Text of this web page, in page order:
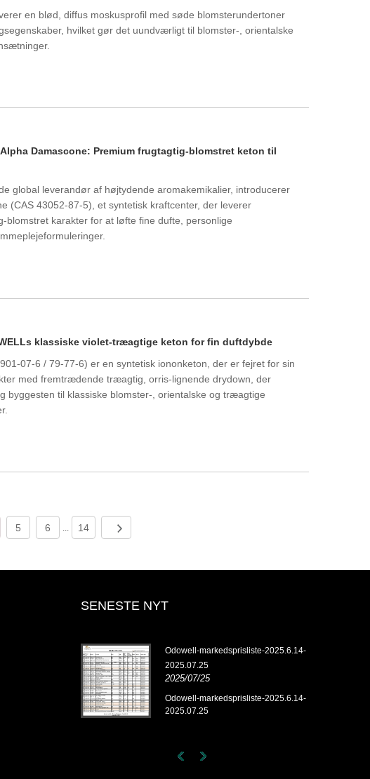
en blød, diffus moskusprofil med søde blomsterundertoner
hvilket gør det uundværligt til blomster-, orientalske
Alpha Damascone: Premium frugtagtig-blomstret keton til
global leverandør af højtydende aromakemikalier, introducerer
(CAS 43052-87-5), et syntetisk kraftcenter, der leverer
blomstret karakter for at løfte fine dufte, personlige
klassiske violet-træagtige keton for fin duftdybde
07-6 / 79-77-6) er en syntetisk iononketon, der er fejret for sin
med fremtrædende træagtig, orris-lignende drydown, der
byggesten til klassiske blomster-, orientalske og træagtige
5 6 ... 14
SENESTE NYT
Odowell-markedsprisliste-2025.6.14-
2025.07.25
2025/07/25
Odowell-markedsprisliste-2025.6.14-
2025.07.25